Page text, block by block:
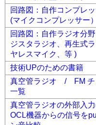
回路図：自作コンプレ
(マイクコンプレッサー）
回路図：自作ラジオ
ジスタラジオ、再生式
ヤレスマイク、等 )
技術UPのための書籍
真空管ラジオ / FM
一覧
真空管ラジオの外部入
OCL機器からの信号を